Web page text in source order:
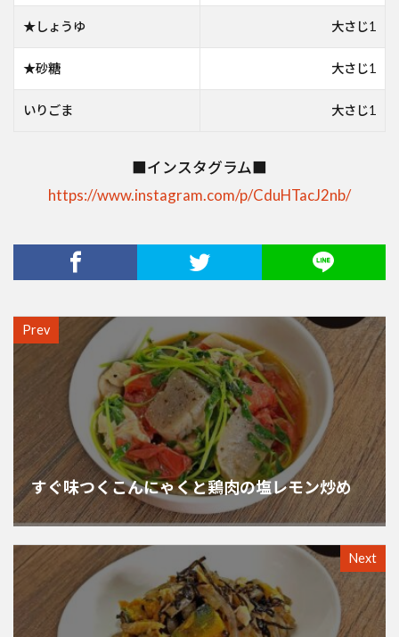
★しょうゆ 大さじ1
★砂糖 大さじ1
いりごま 大さじ1
■インスタグラム■
https://www.instagram.com/p/CduHTacJ2nb/
Prev
すぐ味つくこんにゃくと鶏肉の塩レモン炒め
Next